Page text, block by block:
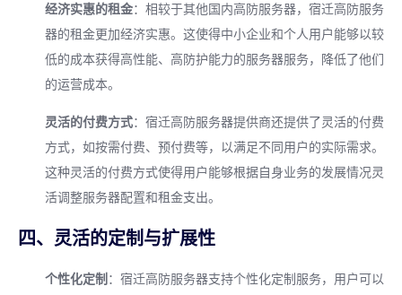
经济实惠的租金：相较于其他国内高防服务器，宿迁高防服务
器的租金更加经济实惠。这使得中小企业和个人用户能够以较
低的成本获得高性能、高防护能力的服务器服务，降低了他们
的运营成本。
灵活的付费方式：宿迁高防服务器提供商还提供了灵活的付费
方式，如按需付费、预付费等，以满足不同用户的实际需求。
这种灵活的付费方式使得用户能够根据自身业务的发展情况灵
活调整服务器配置和租金支出。
四、灵活的定制与扩展性
个性化定制 ：宿迁高防服务器支持个性化定制服务，用户可以